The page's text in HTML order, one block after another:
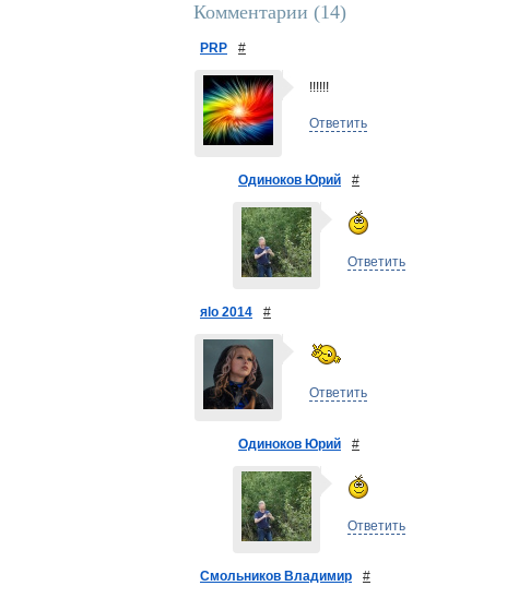
Комментарии (14)
PRP #
!!!!!!
Ответить
Одиноков Юрий #
Ответить
яlo 2014 #
Ответить
Одиноков Юрий #
Ответить
Смольников Владимир #